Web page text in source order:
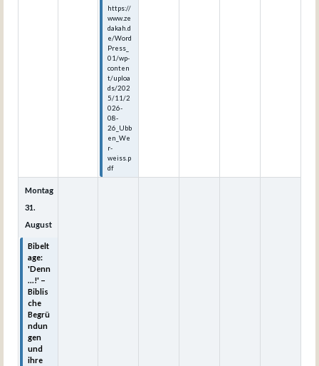
https://
www.ze
dakah.d
e/Word
Press_
01/wp-
conten
t/uploa
ds/202
5/11/2
026-
08-
26_Ubb
en_We
r-
weiss.p
df
Montag
31.
August
Bibelt
age:
'Denn
...!' –
Biblis
che
Begrü
ndun
gen
und
ihre